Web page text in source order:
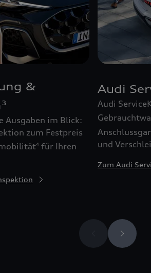
&
3
Ausgaben im Blick:
zum Festpreis
4 für Ihren
Audi
Audi
und
Zum Audi